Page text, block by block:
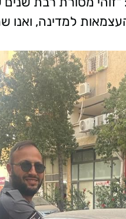
העצמאות למדינה,